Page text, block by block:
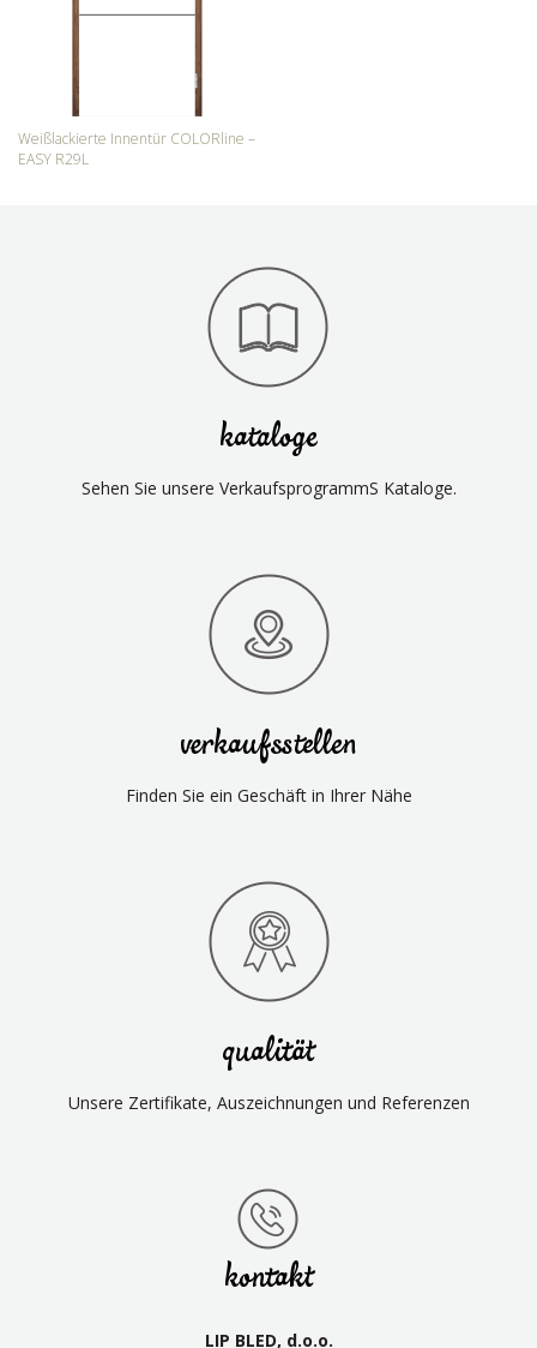
Weißlackierte Innentür COLORline –
EASY R29L
kataloge
Sehen Sie unsere VerkaufsprogrammS Kataloge.
verkaufsstellen
Finden Sie ein Geschäft in Ihrer Nähe
qualität
Unsere Zertifikate, Auszeichnungen und Referenzen
kontakt
LIP BLED, d.o.o.